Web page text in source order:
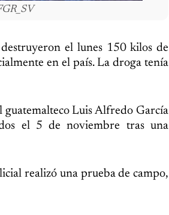
el lunes 150 kilos de
en el país. La droga tenía
guatemalteco Luis Alfredo García
el 5 de noviembre tras una
realizó una prueba de campo,